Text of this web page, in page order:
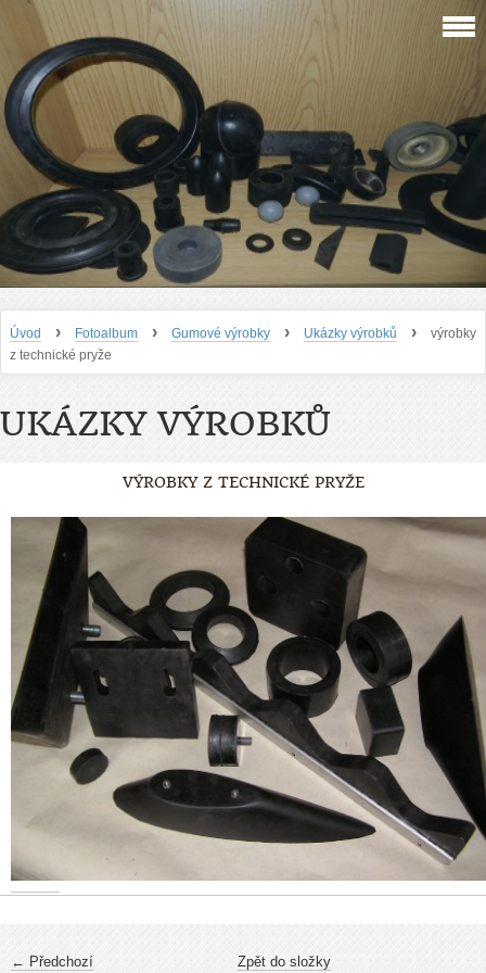
Úvod › Fotoalbum › Gumové výrobky › Ukázky výrobků ›
výrobky
z technické pryže
UKÁZKY VÝROBKŮ
VÝROBKY Z TECHNICKÉ PRYŽE
← Předchozí Zpět do složky